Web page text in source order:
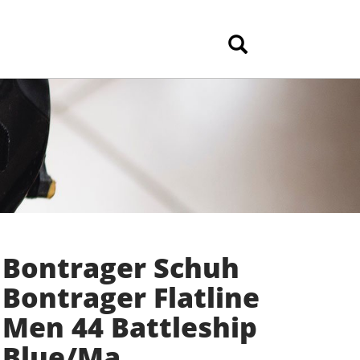
Bontrager Schuh
Bontrager Flatline
Men 44 Battleship